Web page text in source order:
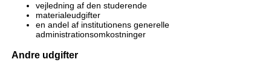
vejledning af den studerende
materialeudgifter
en andel af institutionens generelle
administrationsomkostninger
Andre udgifter